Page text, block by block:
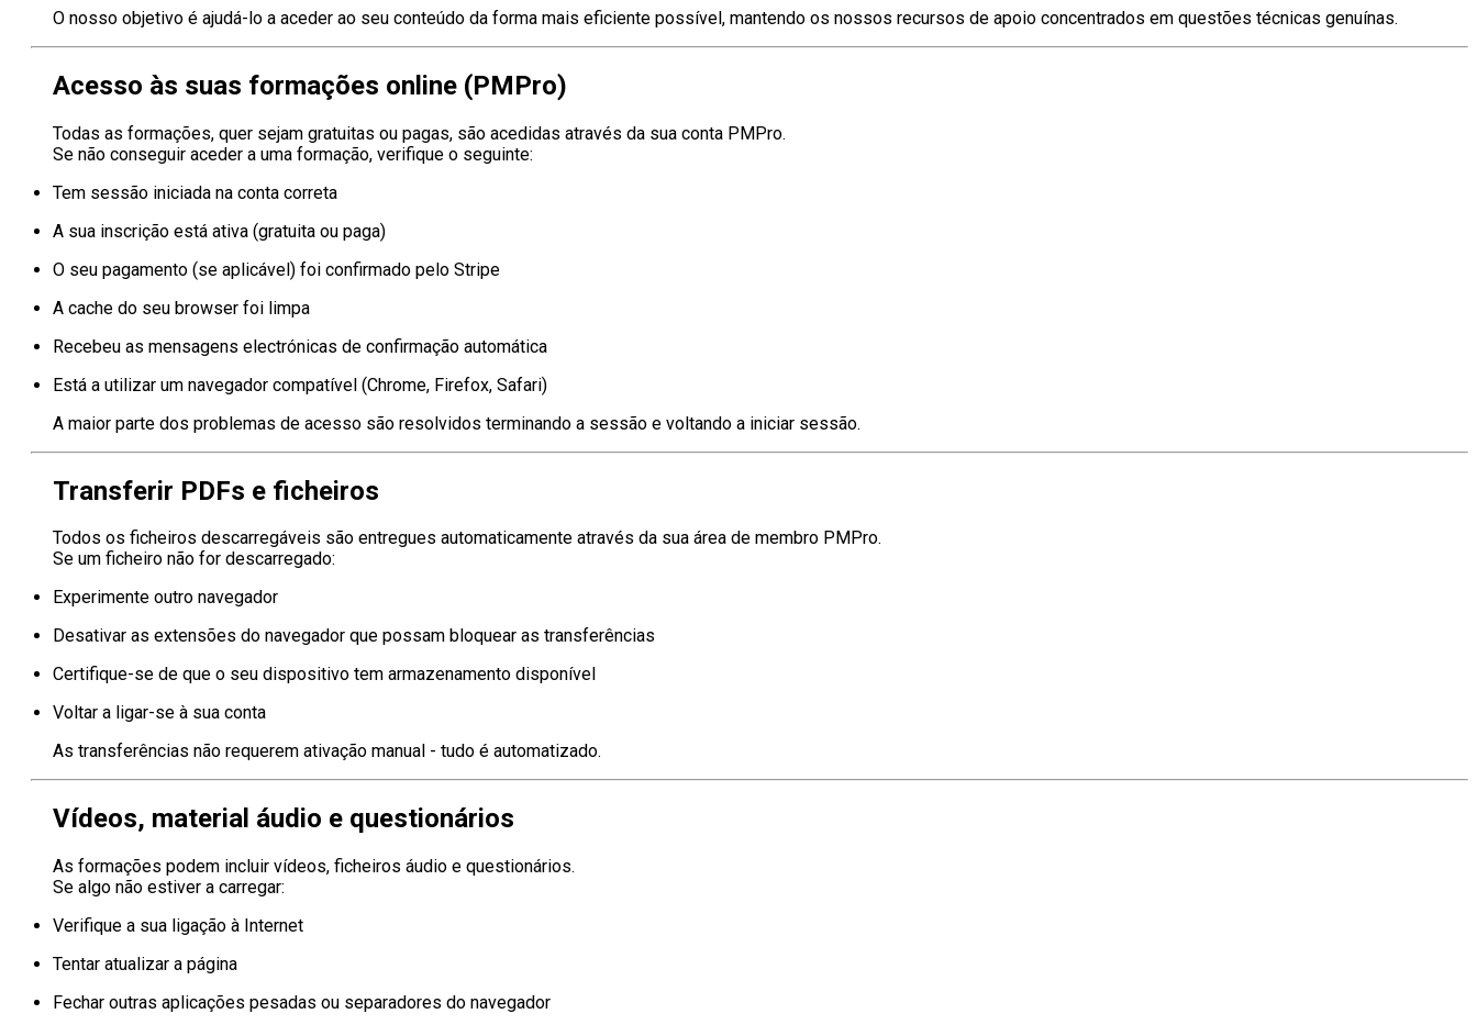
O nosso objetivo é ajudá-lo a aceder ao seu conteúdo da forma mais eficiente possível, mantendo os nossos recursos de apoio concentrados em questões técnicas genuínas.
Acesso às suas formações online (PMPro)
Todas as formações, quer sejam gratuitas ou pagas, são acedidas através da sua conta PMPro.
Se não conseguir aceder a uma formação, verifique o seguinte:
Tem sessão iniciada na conta correta
A sua inscrição está ativa (gratuita ou paga)
O seu pagamento (se aplicável) foi confirmado pelo Stripe
A cache do seu browser foi limpa
Recebeu as mensagens electrónicas de confirmação automática
Está a utilizar um navegador compatível (Chrome, Firefox, Safari)
A maior parte dos problemas de acesso são resolvidos terminando a sessão e voltando a iniciar sessão.
Transferir PDFs e ficheiros
Todos os ficheiros descarregáveis são entregues automaticamente através da sua área de membro PMPro.
Se um ficheiro não for descarregado:
Experimente outro navegador
Desativar as extensões do navegador que possam bloquear as transferências
Certifique-se de que o seu dispositivo tem armazenamento disponível
Voltar a ligar-se à sua conta
As transferências não requerem ativação manual - tudo é automatizado.
Vídeos, material áudio e questionários
As formações podem incluir vídeos, ficheiros áudio e questionários.
Se algo não estiver a carregar:
Verifique a sua ligação à Internet
Tentar atualizar a página
Fechar outras aplicações pesadas ou separadores do navegador